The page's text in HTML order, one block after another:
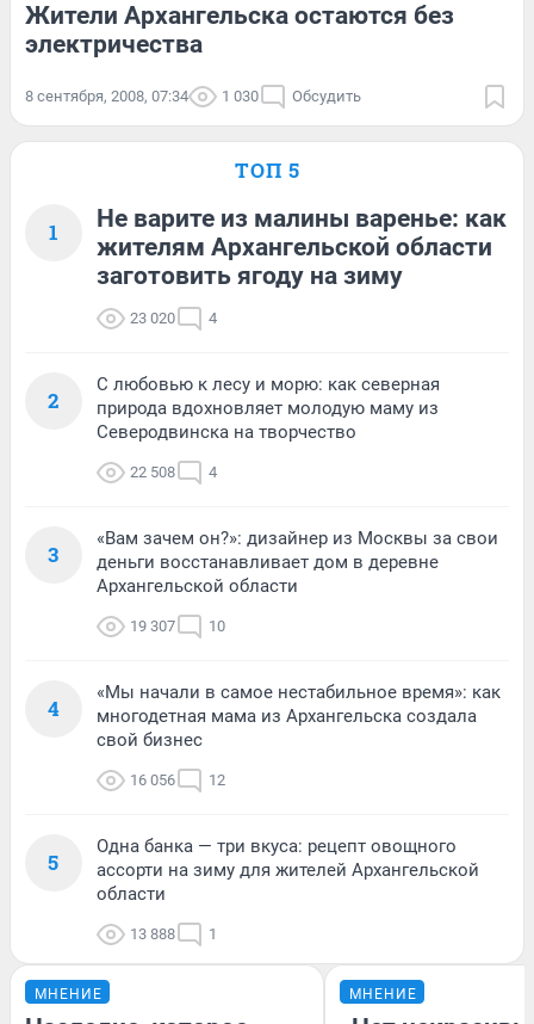
Жители Архангельска остаются без
электричества
8 сентября, 2008, 07:34 1 030 Обсудить
ТОП 5
1
Не варите из малины варенье: как
жителям Архангельской области
заготовить ягоду на зиму
23 020 4
2
С любовью к лесу и морю: как северная
природа вдохновляет молодую маму из
Северодвинска на творчество
22 508 4
3
«Вам зачем он?»: дизайнер из Москвы за свои
деньги восстанавливает дом в деревне
Архангельской области
19 307 10
4
«Мы начали в самое нестабильное время»: как
многодетная мама из Архангельска создала
свой бизнес
16 056 12
5
Одна банка — три вкуса: рецепт овощного
ассорти на зиму для жителей Архангельской
области
13 888 1
МНЕНИЕ МНЕНИЕ